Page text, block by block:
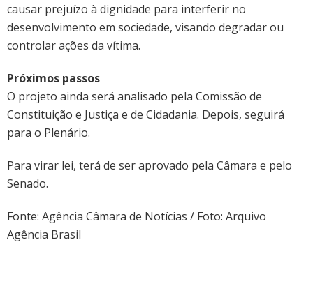
causar prejuízo à dignidade para interferir no
desenvolvimento em sociedade, visando degradar ou
controlar ações da vítima.
Próximos passos
O projeto ainda será analisado pela Comissão de
Constituição e Justiça e de Cidadania. Depois, seguirá
para o Plenário.
Para virar lei, terá de ser aprovado pela Câmara e pelo
Senado.
Fonte: Agência Câmara de Notícias / Foto: Arquivo
Agência Brasil